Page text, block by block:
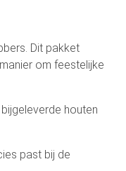
Dit pakket
om feestelijke
houten
past bij de